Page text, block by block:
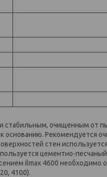
очищенным от
основанию. Рекомендуется
стен
цементно-
ilmax 4600 необходимо
4100).